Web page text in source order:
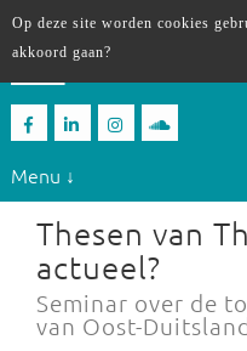
Menu ↓
Thesen van
actueel?
Seminar over de
van Oost-
Op deze site worden cookies
akkoord gaan?